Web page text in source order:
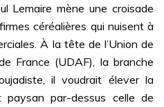
Lemaire mène une croisade
céréalières qui nuisent à
À la tête de l’Union de
France (UDAF), la branche
il voudrait élever la
paysan par-dessus celle de